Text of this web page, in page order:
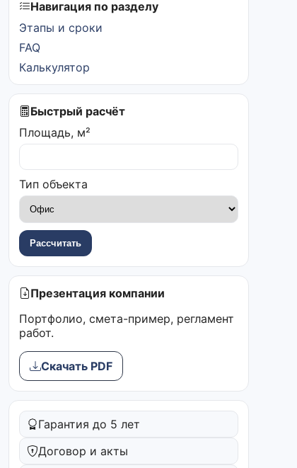
Навигация по разделу
Этапы и сроки
FAQ
Калькулятор
Быстрый расчёт
Площадь, м²
Тип объекта
Рассчитать
Презентация компании
Портфолио, смета-пример, регламент
работ.
Скачать PDF
Гарантия до 5 лет
Договор и акты